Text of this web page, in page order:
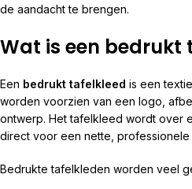
de aandacht te brengen.
Wat is een bedrukt
Een bedrukt tafelkleed is een
worden voorzien van een logo,
ontwerp. Het tafelkleed wordt over
direct voor een nette, professionele
Bedrukte tafelkleden worden veel